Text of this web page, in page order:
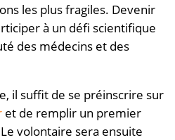
les plus fragiles. Devenir
à un défi scientifique
des médecins et des
il suffit de se préinscrire sur
et de remplir un premier
volontaire sera ensuite